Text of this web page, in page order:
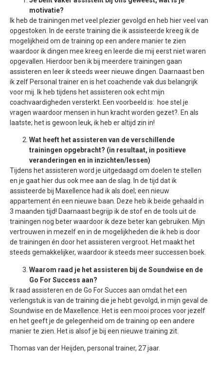
motivatie?
Ik heb de trainingen met veel plezier gevolgd en heb hier veel van
opgestoken. In de eerste training die ik assisteerde kreeg ik de
mogelijkheid om de training op een andere manier te zien
waardoor ik dingen mee kreeg en leerde die mij eerst niet waren
opgevallen. Hierdoor ben ik bij meerdere trainingen gaan
assisteren en leer ik steeds weer nieuwe dingen. Daarnaast ben
ik zelf Personal trainer en is het coachende vak dus belangrijk
voor mij. Ik heb tijdens het assisteren ook echt mijn
coachvaardigheden versterkt. Een voorbeeld is: hoe stel je
vragen waardoor mensen in hun kracht worden gezet?. En als
laatste; het is gewoon leuk, ik heb er altijd zin in!
Wat heeft het assisteren van de verschillende
trainingen opgebracht? (in resultaat, in positieve
veranderingen en in inzichten/lessen)
Tijdens het assisteren word je uitgedaagd om doelen te stellen
en je gaat hier dus ook mee aan de slag. In de tijd dat ik
assisteerde bij Maxellence had ik als doel; een nieuw
appartement én een nieuwe baan. Deze heb ik beide gehaald in
3 maanden tijd! Daarnaast begrijp ik de stof en de tools uit de
trainingen nog beter waardoor ik deze beter kan gebruiken. Mijn
vertrouwen in mezelf en in de mogelijkheden die ik heb is door
de trainingen én door het assisteren vergroot. Het maakt het
steeds gemakkelijker, waardoor ik steeds meer successen boek.
Waarom raad je het assisteren bij de Soundwise en de
Go For Success aan?
Ik raad assisteren en de Go For Succes aan omdat het een
verlengstuk is van de training die je hebt gevolgd, in mijn geval de
Soundwise en de Maxellence. Het is een mooi proces voor jezelf
en het geeft je de gelegenheid om de training op een andere
manier te zien. Het is alsof je bij een nieuwe training zit.
Thomas van der Heijden, personal trainer, 27 jaar.